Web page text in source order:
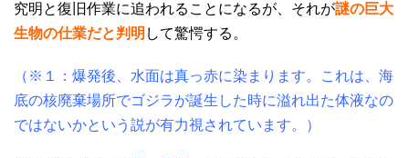
究明と復旧作業に追われることになるが、それが謎の巨大
生物の仕業だと判明 して驚愕する。
（※１：爆発後、水面は真っ赤に染まります。これは、海
底の核廃棄場所でゴジラが誕生した時に溢れ出た体液なの
ではないかという説が有力視されています。）